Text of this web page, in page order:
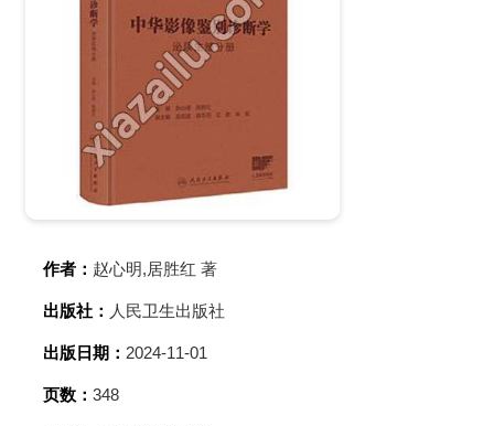
作者： 赵心明,居胜红 著
出版社： 人民卫生出版社
出版日期： 2024-11-01
页数： 348